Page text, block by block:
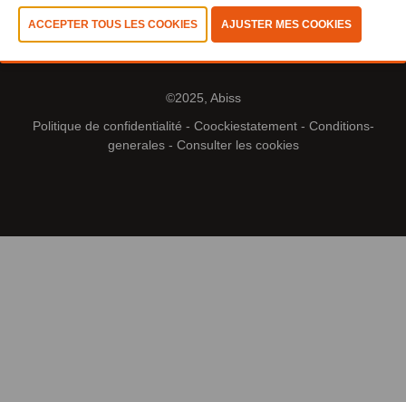
©2025, Abiss
Politique de confidentialité - Coockiestatement- Conditions-
generales- Consulter les cookies